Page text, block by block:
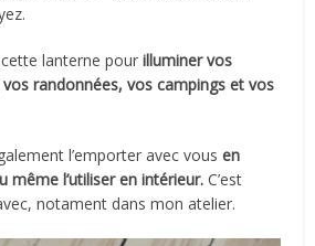
lanterne pour illuminer vos
randonnées, vos campings et vos
l’emporter avec vousen
même l’utiliser en intérieur.C’est
notament dans mon atelier.